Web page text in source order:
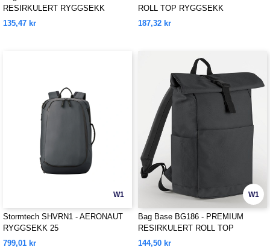
RESIRKULERT RYGGSEKK
135,47 kr
ROLL TOP RYGGSEKK
187,32 kr
W1
Stormtech SHVRN1 - AERONAUT
RYGGSEKK 25
799,01 kr
W1
Bag Base BG186 - PREMIUM
RESIRKULERT ROLL TOP
RYGGSEKK
144,50 kr